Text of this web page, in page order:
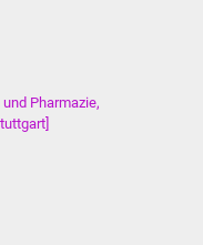
Musikschule
Pharmazie,